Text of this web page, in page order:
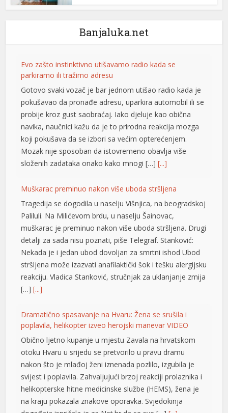
Banjaluka.net
Evo zašto instinktivno utišavamo radio kada se
parkiramo ili tražimo adresu
Gotovo svaki vozač je bar jednom utišao radio kada je
pokušavao da pronađe adresu, uparkira automobil ili se
probije kroz gust saobraćaj. Iako djeluje kao obična
navika, naučnici kažu da je to prirodna reakcija mozga
koji pokušava da se izbori sa većim opterećenjem.
Mozak nije sposoban da istovremeno obavlja više
složenih zadataka onako kako mnogi […][...]
Muškarac preminuo nakon više uboda stršljena
Tragedija se dogodila u naselju Višnjica, na beogradskoj
Paliluli. Na Milićevom brdu, u naselju Šainovac,
muškarac je preminuo nakon više uboda stršljena. Drugi
detalji za sada nisu poznati, piše Telegraf. Stanković:
Nekada je i jedan ubod dovoljan za smrtni ishod Ubod
stršljena može izazvati anafilaktički šok i tešku alergijsku
reakciju. Vladica Stanković, stručnjak za uklanjanje zmija
[…][...]
Dramatično spasavanje na Hvaru: Žena se srušila i
poplavila, helikopter izveo herojski manevar VIDEO
Obično ljetno kupanje u mjestu Zavala na hrvatskom
otoku Hvaru u srijedu se pretvorilo u pravu dramu
nakon što je mlađoj ženi iznenada pozlilo, izgubila je
svijest i poplavila. Zahvaljujući brzoj reakciji prolaznika i
helikopterske hitne medicinske službe (HEMS), žena je
na kraju pokazala znakove oporavka. Svjedokinja